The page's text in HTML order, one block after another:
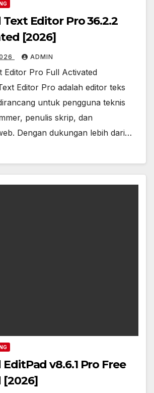
Editor Pro 36.2.2
[2026]
ADMIN
Editor Pro Full Activated
Editor Pro adalah editor teks
untuk pengguna teknis
penulis skrip, dan
Dengan dukungan lebih dari…
v8.6.1 Pro Free
[2026]